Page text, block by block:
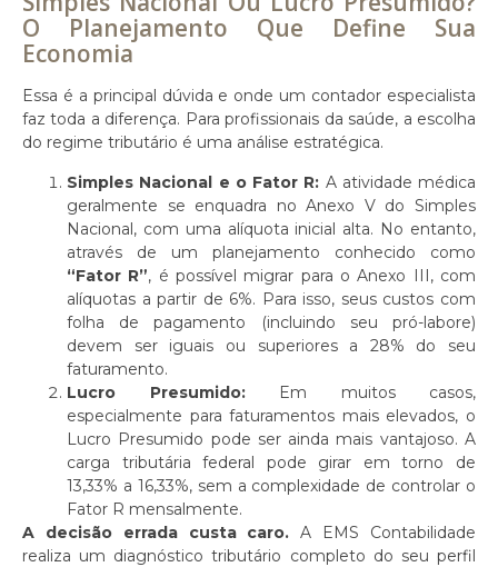
O Planejamento Que Define Sua
Economia
Essa é a principal dúvida e onde um contador especialista
faz toda a diferença. Para profissionais da saúde, a escolha
do regime tributário é uma análise estratégica.
Simples Nacional e o Fator R: A atividade médica
geralmente se enquadra no Anexo V do Simples
Nacional, com uma alíquota inicial alta. No entanto,
através de um planejamento conhecido como
“Fator R”, é possível migrar para o Anexo III, com
alíquotas a partir de 6%. Para isso, seus custos com
folha de pagamento (incluindo seu pró-labore)
devem ser iguais ou superiores a 28% do seu
faturamento.
Lucro Presumido:Em muitos casos,
especialmente para faturamentos mais elevados, o
Lucro Presumido pode ser ainda mais vantajoso. A
carga tributária federal pode girar em torno de
13,33% a 16,33%, sem a complexidade de controlar o
Fator R mensalmente.
A decisão errada custa caro. A EMS Contabilidade
realiza um diagnóstico tributário completo do seu perfil